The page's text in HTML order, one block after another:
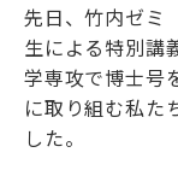
先日、竹内ゼミ
生による特別講
学専攻で博士号
に取り組む私た
した。